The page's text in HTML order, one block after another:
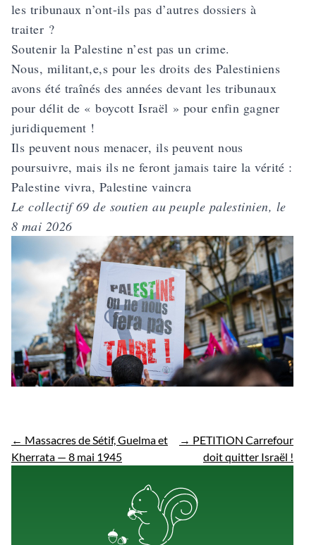
les tribunaux n’ont-ils pas d’autres dossiers à
traiter ?
Soutenir la Palestine n’est pas un crime.
Nous, militant,e,s pour les droits des Palestiniens
avons été traînés des années devant les tribunaux
pour délit de « boycott Israël » pour enfin gagner
juridiquement !
Ils peuvent nous menacer, ils peuvent nous
poursuivre, mais ils ne feront jamais taire la vérité :
Palestine vivra, Palestine vaincra
Le collectif 69 de soutien au peuple palestinien, le
8 mai 2026
← Massacres de Sétif, Guelma et
Kherrata — 8 mai 1945
→ PETITION Carrefour
doit quitter Israël !